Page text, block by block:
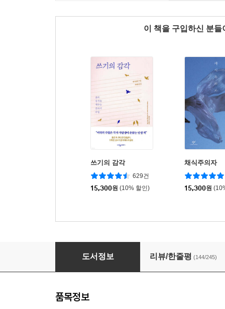
이 책을 구입하신 분
쓰기의 감각
629건
15,300원 (10% 할인)
채식주의자
15,300원
유혹하는 글쓰기
도서정보 리뷰/한줄평 (144/245)
품목정보